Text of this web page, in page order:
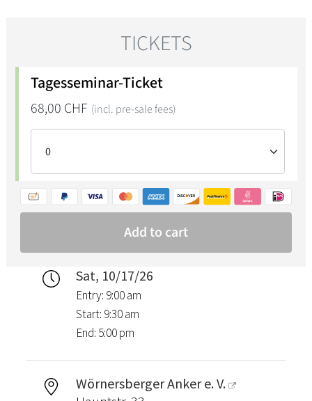
Sat, 10/17/26
Entry: 9:00 am
Start: 9:30 am
End: 5:00 pm
Wörnersberger Anker e. V.